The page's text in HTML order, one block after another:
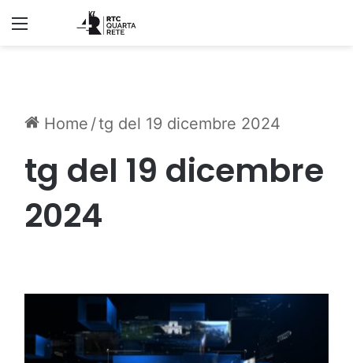
Home /tg del 19 dicembre 2024
tg del 19 dicembre
2024